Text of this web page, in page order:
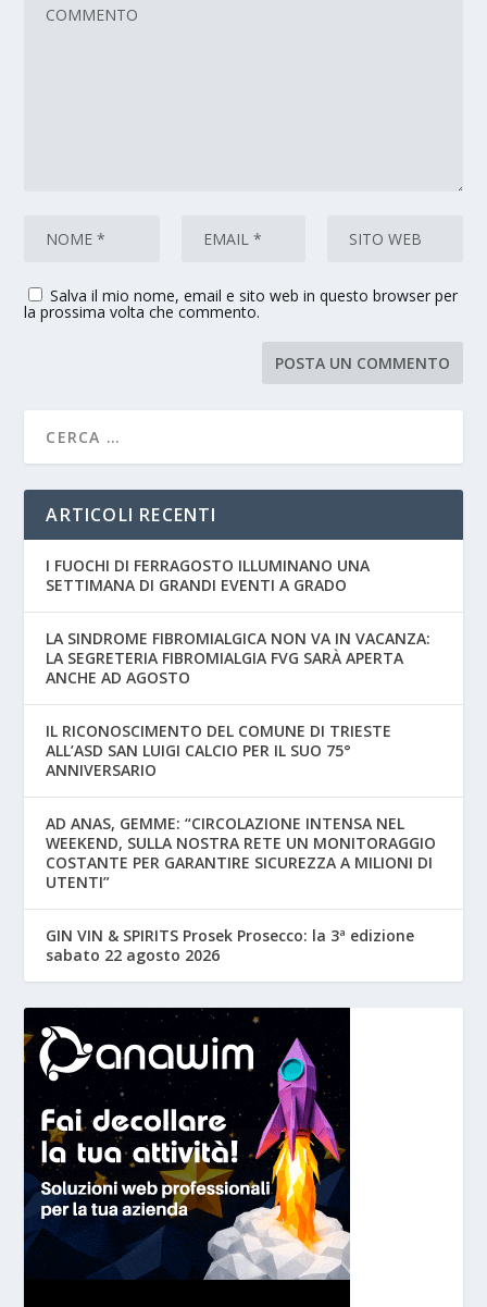
Salva il mio nome, email e sito web in questo browser per
la prossima volta che commento.
ARTICOLI RECENTI
I FUOCHI DI FERRAGOSTO ILLUMINANO UNA
SETTIMANA DI GRANDI EVENTI A GRADO
LA SINDROME FIBROMIALGICA NON VA IN VACANZA:
LA SEGRETERIA FIBROMIALGIA FVG SARÀ APERTA
ANCHE AD AGOSTO
IL RICONOSCIMENTO DEL COMUNE DI TRIESTE
ALL’ASD SAN LUIGI CALCIO PER IL SUO 75°
ANNIVERSARIO
AD ANAS, GEMME: “CIRCOLAZIONE INTENSA NEL
WEEKEND, SULLA NOSTRA RETE UN MONITORAGGIO
COSTANTE PER GARANTIRE SICUREZZA A MILIONI DI
UTENTI”
GIN VIN & SPIRITS Prosek Prosecco: la 3ª edizione
sabato 22 agosto 2026